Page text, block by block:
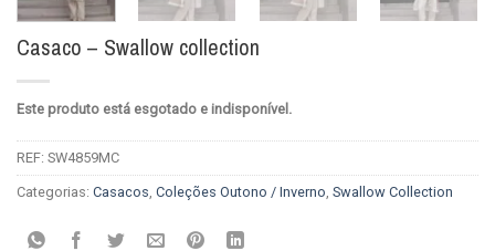
Casaco – Swallow collection
Este produto está esgotado e indisponível.
REF: SW4859MC
Categorias: Casacos, Coleções Outono / Inverno, Swallow Collection